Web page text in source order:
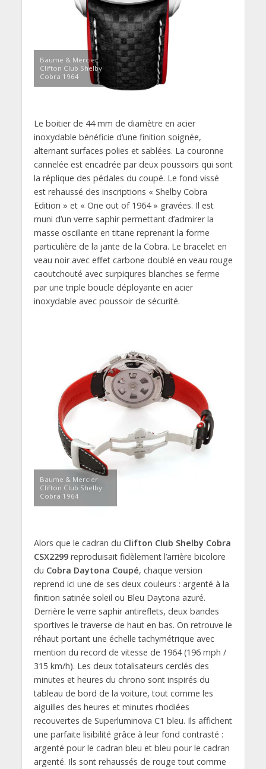
Baume & Mercier
Clifton Club Shelby
Cobra 1964
Le boitier de 44 mm de diamètre en acier
inoxydable bénéficie d’une finition soignée,
alternant surfaces polies et sablées. La couronne
cannelée est encadrée par deux poussoirs qui sont
la réplique des pédales du coupé. Le fond vissé
est rehaussé des inscriptions « Shelby Cobra
Edition » et « One out of 1964 » gravées. Il est
muni d’un verre saphir permettant d’admirer la
masse oscillante en titane reprenant la forme
particulière de la jante de la Cobra. Le bracelet en
veau noir avec effet carbone doublé en veau rouge
caoutchouté avec surpiqures blanches se ferme
par une triple boucle déployante en acier
inoxydable avec poussoir de sécurité.
Baume & Mercier
Clifton Club Shelby
Cobra 1964
Alors que le cadran du Clifton Club Shelby Cobra
CSX2299reproduisait fidèlement l’arrière bicolore
du Cobra Daytona Coupé, chaque version
reprend ici une de ses deux couleurs : argenté à la
finition satinée soleil ou Bleu Daytona azuré.
Derrière le verre saphir antireflets, deux bandes
sportives le traverse de haut en bas. On retrouve le
réhaut portant une échelle tachymétrique avec
mention du record de vitesse de 1964 (196 mph /
315 km/h). Les deux totalisateurs cerclés des
minutes et heures du chrono sont inspirés du
tableau de bord de la voiture, tout comme les
aiguilles des heures et minutes rhodiées
recouvertes de Superluminova C1 bleu. Ils affichent
une parfaite lisibilité grâce à leur fond contrasté :
argenté pour le cadran bleu et bleu pour le cadran
argenté. Ils sont rehaussés de rouge tout comme